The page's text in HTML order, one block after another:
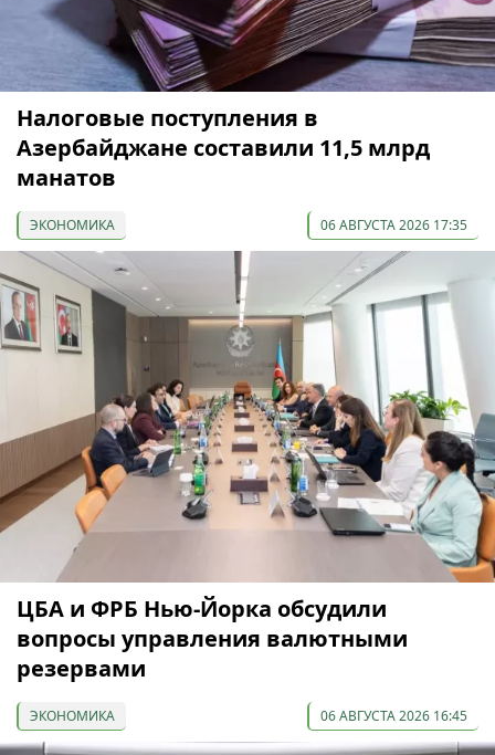
Налоговые поступления в
Азербайджане составили 11,5 млрд
манатов
ЭКОНОМИКА 06 АВГУСТА 2026 17:35
ЦБА и ФРБ Нью-Йорка обсудили
вопросы управления валютными
резервами
ЭКОНОМИКА 06 АВГУСТА 2026 16:45